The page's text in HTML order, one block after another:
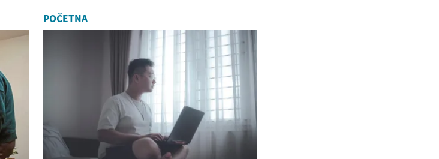
POČETNA